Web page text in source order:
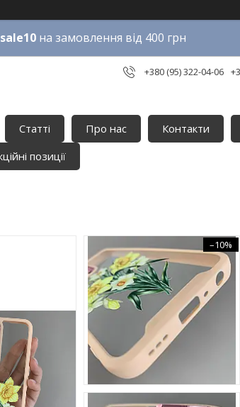
sale10на замовлення від 400 грн
+380 (95) 322-04-06
Статті Про нас Контакти
позиції
–10%